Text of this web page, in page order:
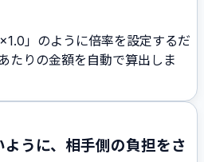
」のように倍率を設定するだ
たりの金額を自動で算出しま
うに、相手側の負担をさ